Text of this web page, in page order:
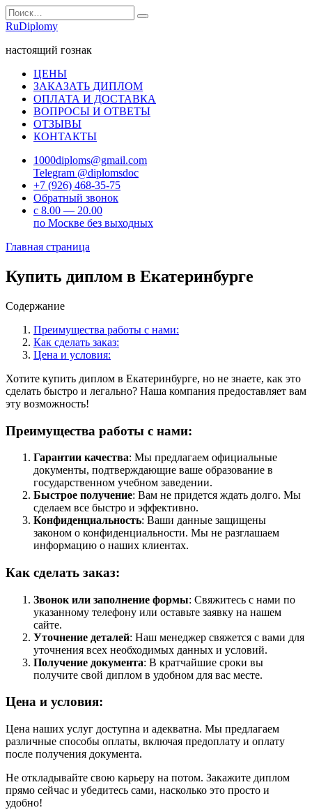
Перейти
к
содержанию
Search
for:
RuDiplomy
настоящий гознак
ЦЕНЫ
ЗАКАЗАТЬ ДИПЛОМ
ОПЛАТА И ДОСТАВКА
ВОПРОСЫ И ОТВЕТЫ
ОТЗЫВЫ
КОНТАКТЫ
1000diploms@gmail.com
Telegram @diplomsdoc
+7 (926) 468-35-75
Обратный звонок
с 8.00 — 20.00
по Москве без выходных
Главная страница
Купить диплом в Екатеринбурге
Содержание
Преимущества работы с нами:
Как сделать заказ:
Цена и условия:
Хотите купить диплом в Екатеринбурге, но не знаете, как это
сделать быстро и легально? Наша компания предоставляет вам
эту возможность!
Преимущества работы с нами:
Гарантии качества: Мы предлагаем официальные
документы, подтверждающие ваше образование в
государственном учебном заведении.
Быстрое получение: Вам не придется ждать долго. Мы
сделаем все быстро и эффективно.
Конфиденциальность: Ваши данные защищены
законом о конфиденциальности. Мы не разглашаем
информацию о наших клиентах.
Как сделать заказ:
Звонок или заполнение формы: Свяжитесь с нами по
указанному телефону или оставьте заявку на нашем
сайте.
Уточнение деталей: Наш менеджер свяжется с вами для
уточнения всех необходимых данных и условий.
Получение документа: В кратчайшие сроки вы
получите свой диплом в удобном для вас месте.
Цена и условия:
Цена наших услуг доступна и адекватна. Мы предлагаем
различные способы оплаты, включая предоплату и оплату
после получения документа.
Не откладывайте свою карьеру на потом. Закажите диплом
прямо сейчас и убедитесь сами, насколько это просто и
удобно!